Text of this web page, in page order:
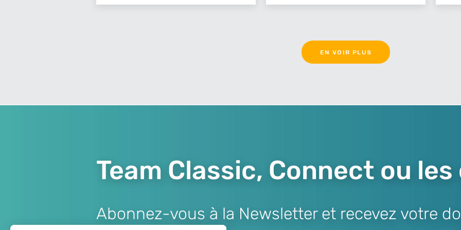
EN VOIR PLUS
Team Classic, Connect ou les
Abonnez-vous à la Newsletter et recevez votre